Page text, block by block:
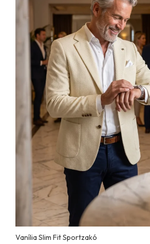
Vanília Slim Fit Sportzakó